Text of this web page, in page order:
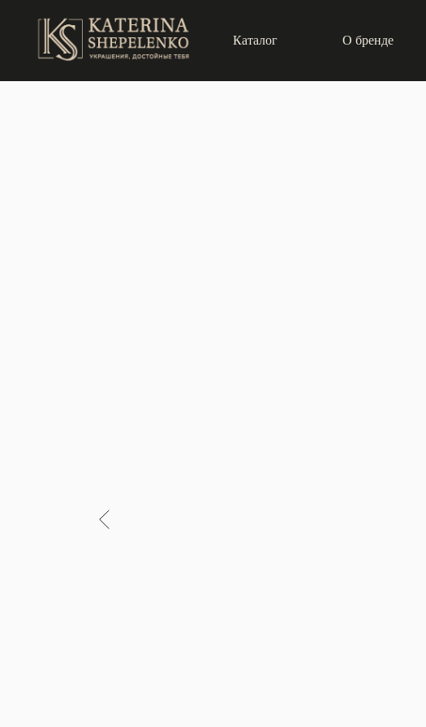
Каталог О бренде